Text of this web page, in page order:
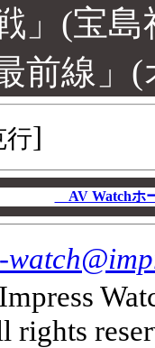
」(宝
前線」
行]
AV Watchホ
rights